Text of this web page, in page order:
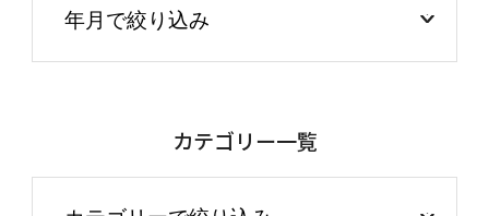
カテゴリー一覧